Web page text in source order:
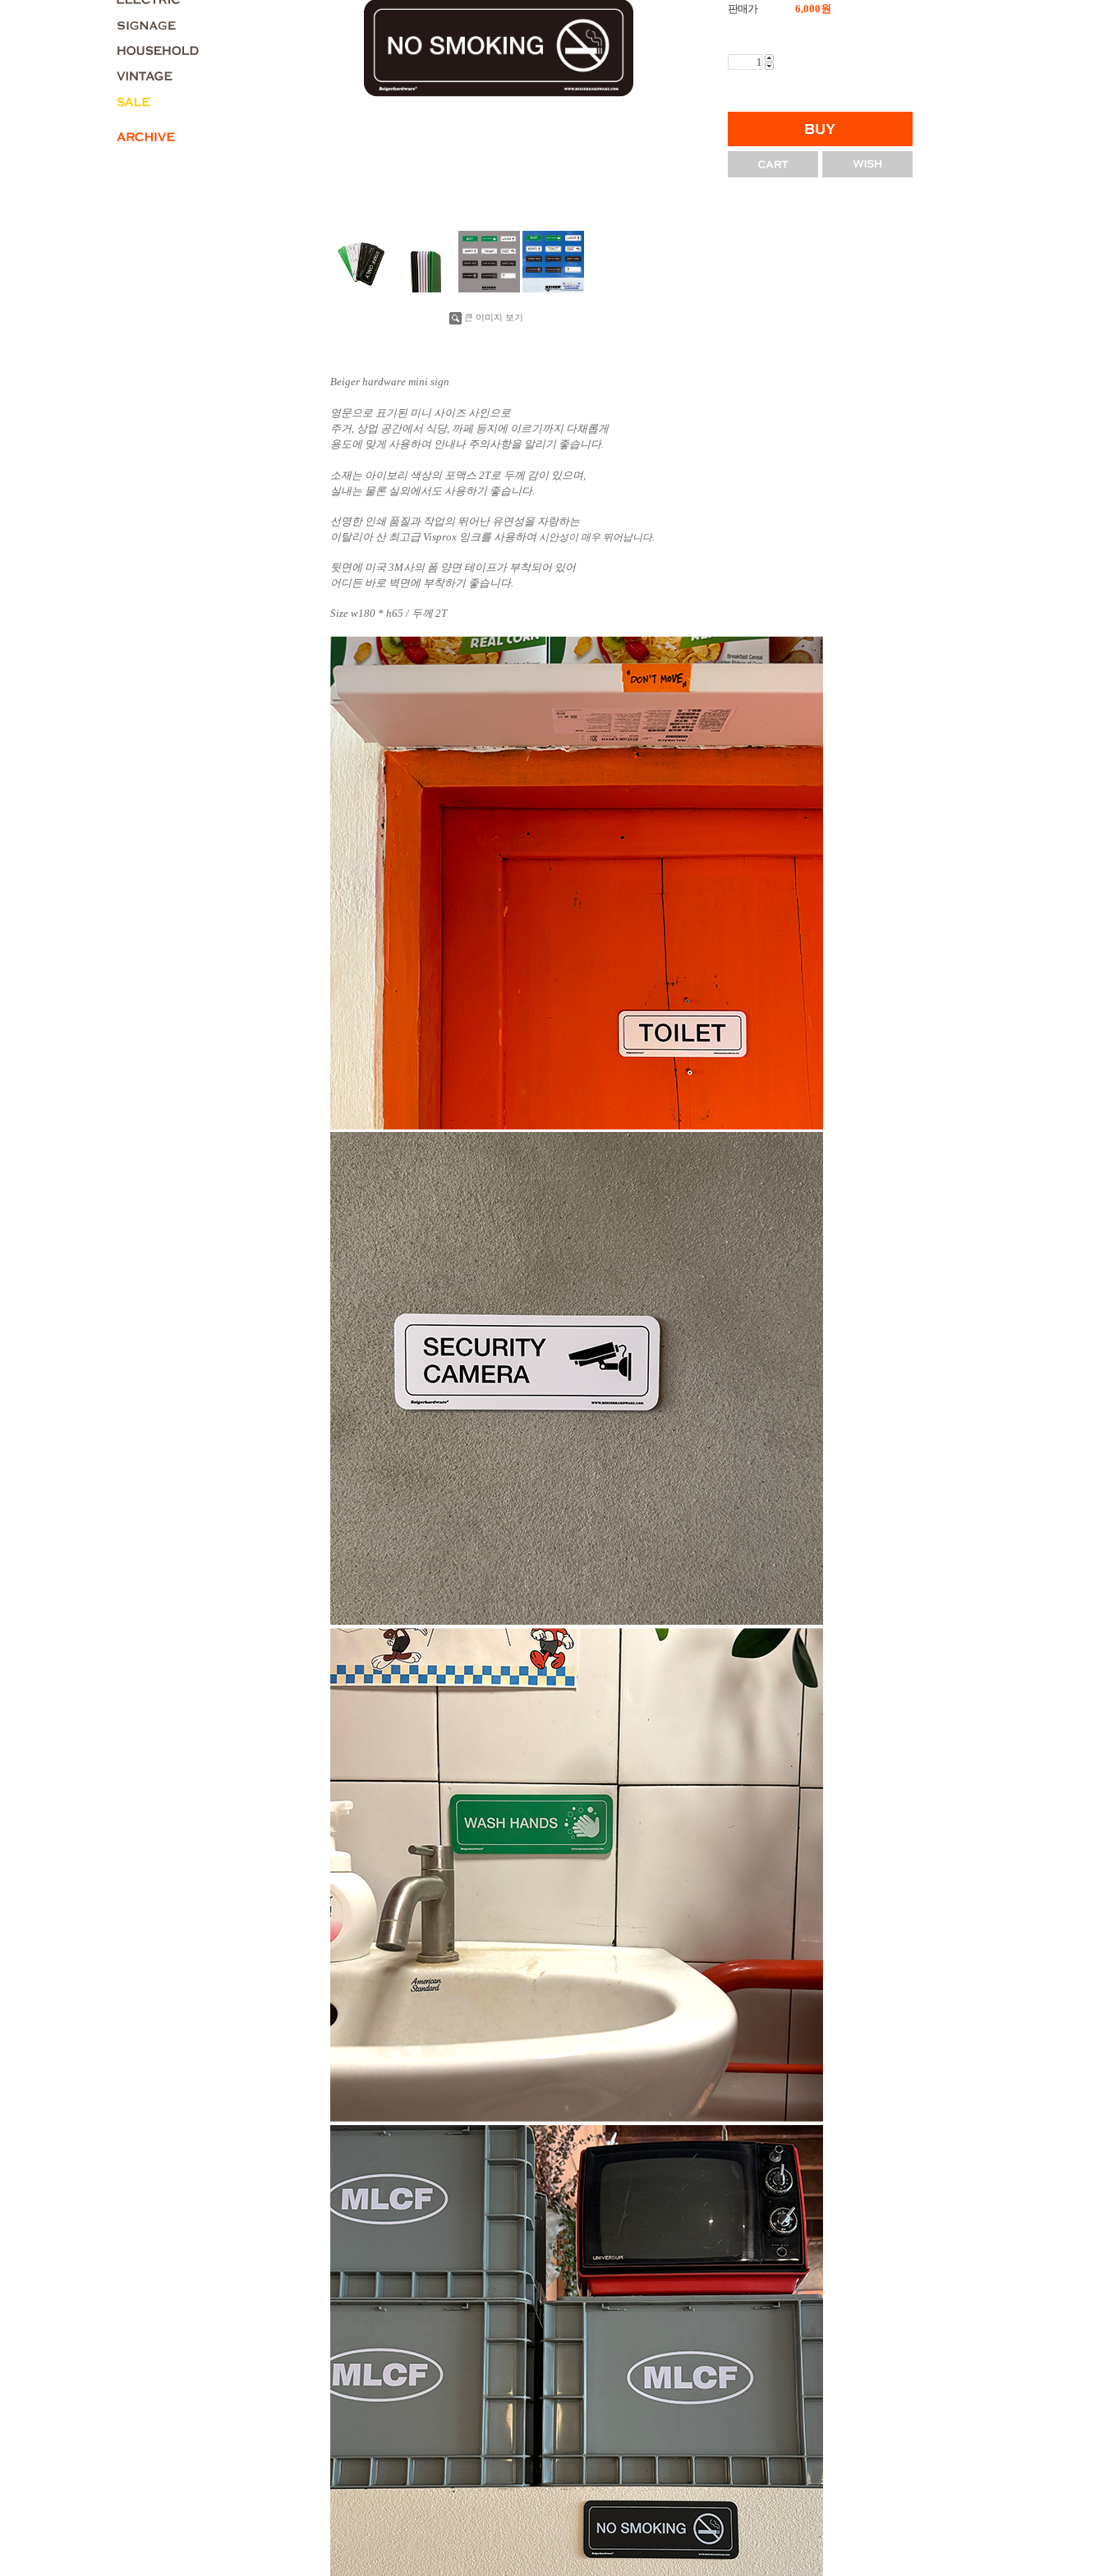
큰 이미지 보기
판매가 6,000원
Beiger hardware mini sign
영문으로 표기된 미니 사이즈 사인으로
주거, 상업 공간에서 식당, 까페 등지에 이르기까지 다채롭게
용도에 맞게 사용하여 안내나 주의사항을 알리기 좋습니다.
소재는 아이보리 색상의 포맥스 2T로 두께 감이 있으며,
실내는 물론 실외에서도 사용하기 좋습니다.
선명한 인쇄 품질과 작업의 뛰어난 유연성을 자랑하는
이탈리아 산 최고급 Visprox 잉크를 사용하여 시안성이 매우 뛰어납니다.
뒷면에 미국 3M사의 폼 양면 테이프가 부착되어 있어
어디든 바로 벽면에 부착하기 좋습니다.
Size w180 * h65 / 두께 2T